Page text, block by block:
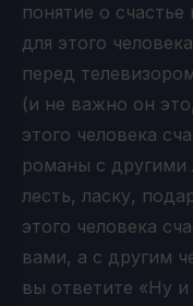
понятие о
для этого
перед
(и не важно он
этого человека
романы с
лесть, ласку,
этого человека
вами, а с другим
вы ответите «Ну